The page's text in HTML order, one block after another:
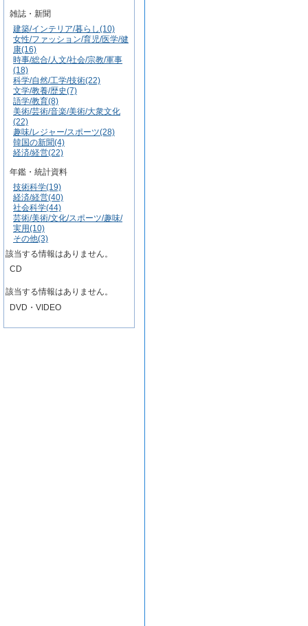
雑誌・新聞
建築/インテリア/暮らし(10)
女性/ファッション/育児/医学/健
康(16)
時事/総合/人文/社会/宗教/軍事
(18)
科学/自然/工学/技術(22)
文学/教養/歴史(7)
語学/教育(8)
美術/芸術/音楽/美術/大衆文化
(22)
趣味/レジャー/スポーツ(28)
韓国の新聞(4)
経済/経営(22)
年鑑・統計資料
技術科学(19)
経済/経営(40)
社会科学(44)
芸術/美術/文化/スポーツ/趣味/
実用(10)
その他(3)
該当する情報はありません。
CD
該当する情報はありません。
DVD・VIDEO